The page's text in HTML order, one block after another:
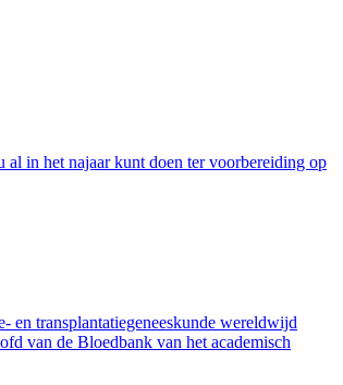
al in het najaar kunt doen ter voorbereiding op
en transplantatiegeneeskunde wereldwijd
van de Bloedbank van het academisch